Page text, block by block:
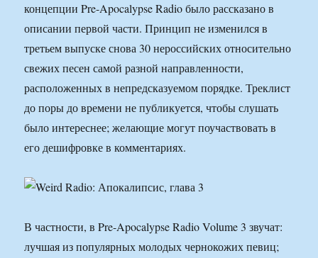
концепции Pre-Apocalypse Radio было рассказано в
описании первой части. Принцип не изменился в
третьем выпуске снова 30 нероссийских относительно
свежих песен самой разной направленности,
расположенных в непредсказуемом порядке. Треклист
до поры до времени не публикуется, чтобы слушать
было интереснее; желающие могут поучаствовать в
его дешифровке в комментариях.
В частности, в Pre-Apocalypse Radio Volume 3 звучат:
лучшая из популярных молодых чернокожих певиц;